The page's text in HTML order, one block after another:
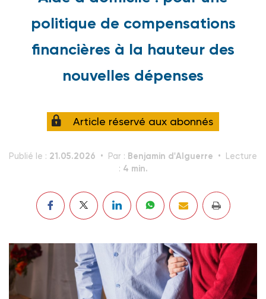
politique de compensations
financières à la hauteur des
nouvelles dépenses
Article réservé aux abonnés
Publié le : 21.05.2026 Par : Benjamin d'Alguerre
Lecture
: 4 min.